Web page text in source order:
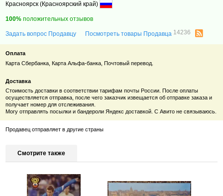
Красноярск (Красноярский край)
100% положительных отзывов
Задать вопрос Продавцу Посмотреть товары Продавца 14236
Оплата
Карта Сбербанка, Карта Альфа-банка, Почтовый перевод.
Доставка
Стоимость доставки в соответствии тарифам почты России. После оплаты
осуществляется отправка, после чего заказчик извещается об отправке заказа и
получает номер для отслеживания.
Могу отправлять посылки и бандероли Яндекс доставкой. С Авито не связываюсь.
Продавец отправляет в другие страны
Смотрите также